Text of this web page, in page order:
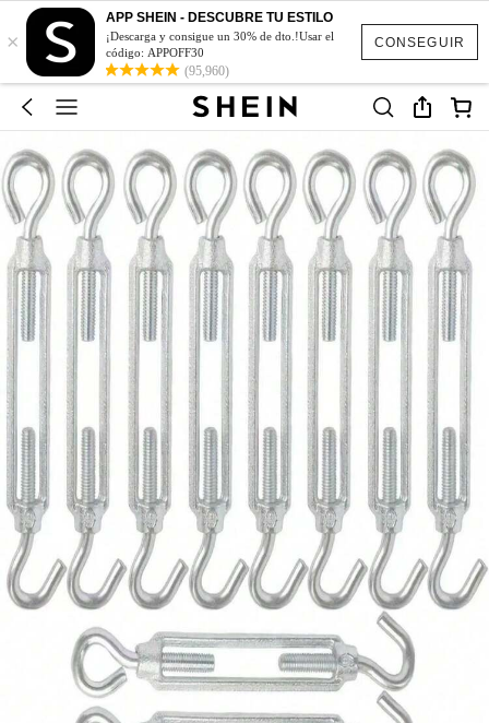
CONSEGUIR
×
APP SHEIN - DESCUBRE TU ESTILO
¡Descarga y consigue un 30% de dto.!Usar el
código: APPOFF30
(95,960)